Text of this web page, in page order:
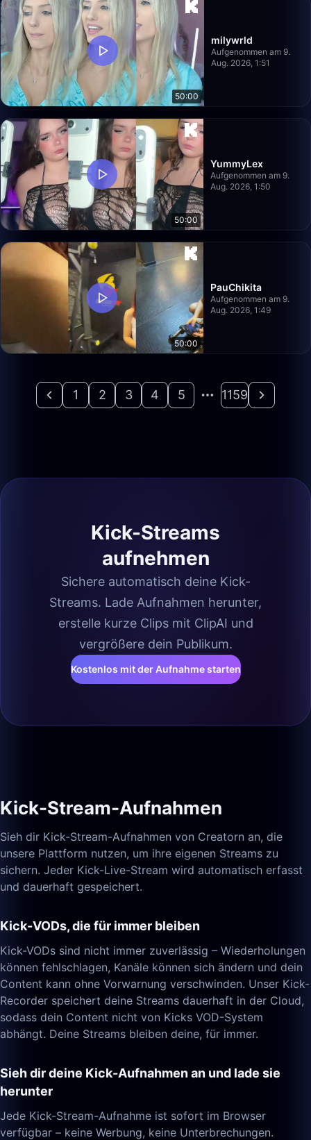
50:00
milywrld
Aufgenommen am 9.
Aug. 2026, 1:51
50:00
YummyLex
Aufgenommen am 9.
Aug. 2026, 1:50
50:00
PauChikita
Aufgenommen am 9.
Aug. 2026, 1:49
1 2 3 4 5 1159
Kick-Streams
aufnehmen
Sichere automatisch deine Kick-
Streams. Lade Aufnahmen herunter,
erstelle kurze Clips mit ClipAI und
vergrößere dein Publikum.
Kostenlos mit der Aufnahme starten
Kick-Stream-Aufnahmen
Sieh dir Kick-Stream-Aufnahmen von Creatorn an, die
unsere Plattform nutzen, um ihre eigenen Streams zu
sichern. Jeder Kick-Live-Stream wird automatisch erfasst
und dauerhaft gespeichert.
Kick-VODs, die für immer bleiben
Kick-VODs sind nicht immer zuverlässig – Wiederholungen
können fehlschlagen, Kanäle können sich ändern und dein
Content kann ohne Vorwarnung verschwinden. Unser Kick-
Recorder speichert deine Streams dauerhaft in der Cloud,
sodass dein Content nicht von Kicks VOD-System
abhängt. Deine Streams bleiben deine, für immer.
Sieh dir deine Kick-Aufnahmen an und lade sie
herunter
Jede Kick-Stream-Aufnahme ist sofort im Browser
verfügbar – keine Werbung, keine Unterbrechungen.